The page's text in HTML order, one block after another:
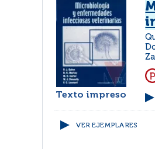
Texto impreso
VER EJEMPLARES